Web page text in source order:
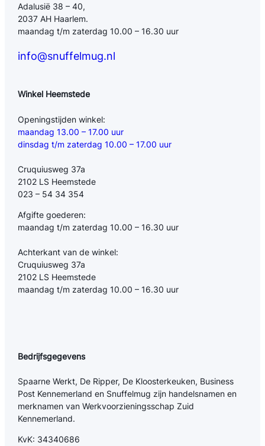
Adalusië 38 – 40,
2037 AH Haarlem.
maandag t/m zaterdag 10.00 – 16.30 uur
info@snuffelmug.nl
Winkel Heemstede
Openingstijden winkel:
maandag 13.00 – 17.00 uur
dinsdag t/m zaterdag 10.00 – 17.00 uur
Cruquiusweg 37a
2102 LS Heemstede
023 – 54 34 354
Afgifte goederen:
maandag t/m zaterdag 10.00 – 16.30 uur
Achterkant van de winkel:
Cruquiusweg 37a
2102 LS Heemstede
maandag t/m zaterdag 10.00 – 16.30 uur
Bedrijfsgegevens
Spaarne Werkt, De Ripper, De Kloosterkeuken, Business
Post Kennemerland en Snuffelmug zijn handelsnamen en
merknamen van Werkvoorzieningsschap Zuid
Kennemerland.
KvK: 34340686